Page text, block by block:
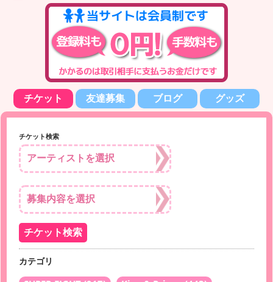
チケット 友達募集 ブログ グッズ
チケット検索
カテゴリ